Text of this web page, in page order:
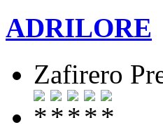
ADRILORE
Zafirero